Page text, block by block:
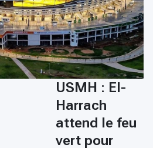
USMH : El-
Harrach
attend le feu
vert pour